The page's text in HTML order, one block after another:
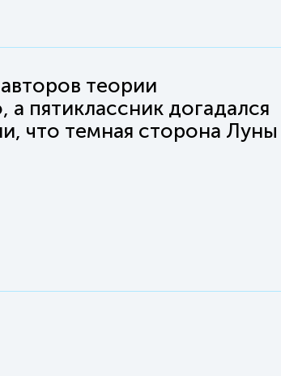
теории
пятиклассник догадался
что темная сторона Луны